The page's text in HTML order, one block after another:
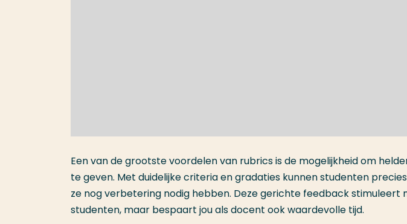
Een van de grootste voordelen van rubrics is de mogelijkheid om
te geven. Met duidelijke criteria en gradaties kunnen studenten
ze nog verbetering nodig hebben. Deze gerichte feedback stimuleert
studenten, maar bespaart jou als docent ook waardevolle tijd.